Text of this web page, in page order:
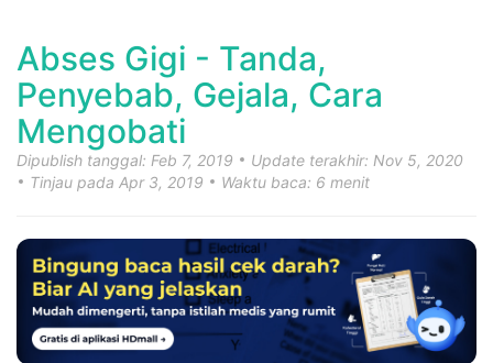
Abses Gigi - Tanda,
Penyebab, Gejala, Cara
Mengobati
Dipublish tanggal: Feb 7, 2019
Update terakhir: Nov 5, 2020
Tinjau pada Apr 3, 2019
Waktu baca: 6 menit